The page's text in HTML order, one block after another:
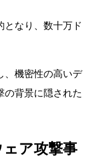
となり、数十万ド
、機密性の高いデ
の背景に隠された
ア攻撃事